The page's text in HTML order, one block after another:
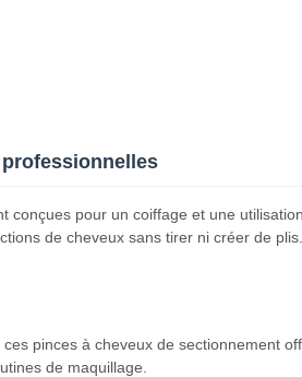
pour un coiffage et une
de cheveux sans tirer ni créer de
pinces à cheveux de sectionnement
de maquillage.